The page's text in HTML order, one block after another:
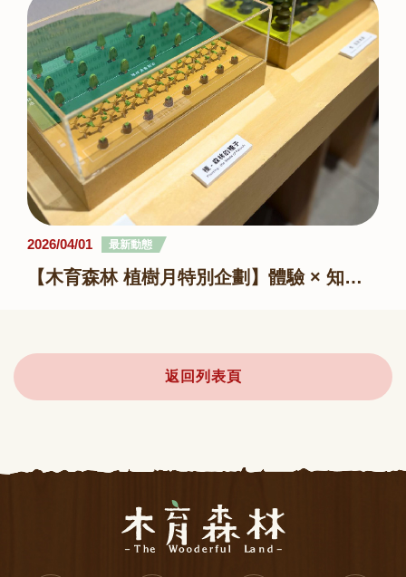
2026/04/01 最新動態
【木育森林 植樹月特別企劃】體驗 × 知識 × 行動，一起種下永續的種子
返回列表頁